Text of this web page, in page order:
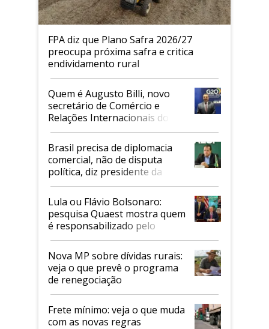
FPA diz que Plano Safra 2026/27
preocupa próxima safra e critica
endividamento rural
Quem é Augusto Billi, novo
secretário de Comércio e
Relações Internacionais do
Mapa
Brasil precisa de diplomacia
comercial, não de disputa
política, diz presidente da
Faesp
Lula ou Flávio Bolsonaro:
pesquisa Quaest mostra quem
é responsabilizado pelo
tarifaço dos EUA
Nova MP sobre dívidas rurais:
veja o que prevê o programa
de renegociação
Frete mínimo: veja o que muda
com as novas regras